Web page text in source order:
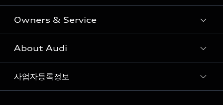
Coupe
S range
전시장/AAP 전시장/AS센터
아우디 신차 재고
아우디 모델 비교하기
아우디 공식 인증 중고차
Owners & Service
고객안내
Audi Connect
myAudiworld
About Audi
아우디 브랜드
사업자등록정보